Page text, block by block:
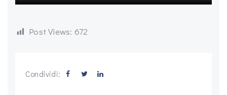
Post Views: 672
Condividi: